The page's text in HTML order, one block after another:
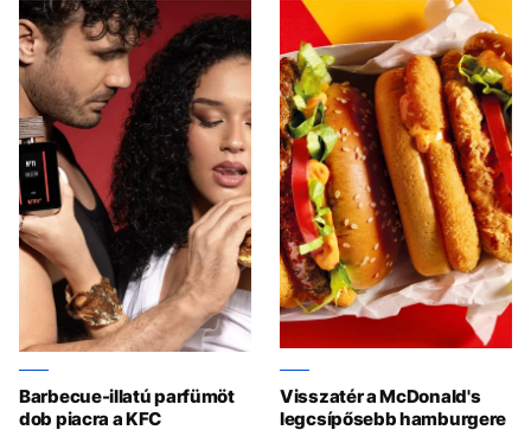
Barbecue-illatú parfümöt
dob piacra a KFC
Visszatér a McDonald's
legcsípősebb hamburgere